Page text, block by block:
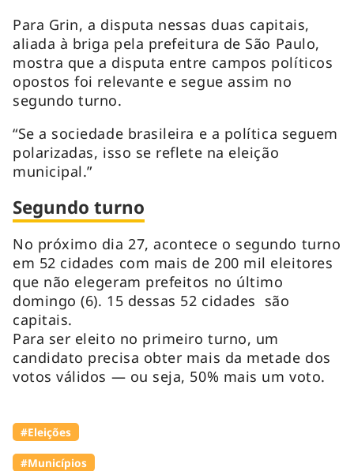
Para Grin, a disputa nessas duas capitais,
aliada à briga pela prefeitura de São Paulo,
mostra que a disputa entre campos políticos
opostos foi relevante e segue assim no
segundo turno.
“Se a sociedade brasileira e a política seguem
polarizadas, isso se reflete na eleição
municipal.”
Segundo turno
No próximo dia 27, acontece o segundo turno
em 52 cidades com mais de 200 mil eleitores
que não elegeram prefeitos no último
domingo (6). 15 dessas 52 cidades são
capitais.
Para ser eleito no primeiro turno, um
candidato precisa obter mais da metade dos
votos válidos — ou seja, 50% mais um voto.
#Eleições
#Municípios